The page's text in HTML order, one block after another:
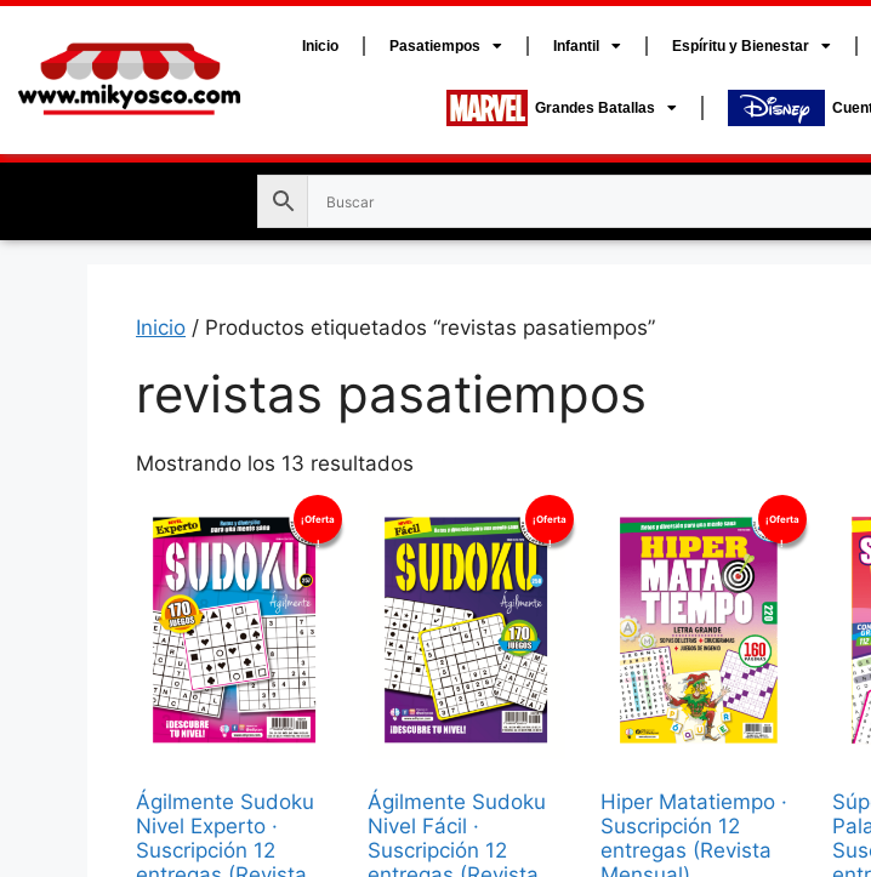
Inicio Pasatiempos Infantil Espíritu y Bienestar
Grandes Batallas
Inicio / Productos etiquetados “revistas pasatiempos”
revistas pasatiempos
Mostrando los 13 resultados
¡Oferta
!
Ágilmente Sudoku
Nivel Experto ·
Suscripción 12
¡Oferta
!
Ágilmente Sudoku
Nivel Fácil ·
Suscripción 12
¡Oferta
!
Hiper Matatiempo ·
Suscripción 12
entregas (Revista